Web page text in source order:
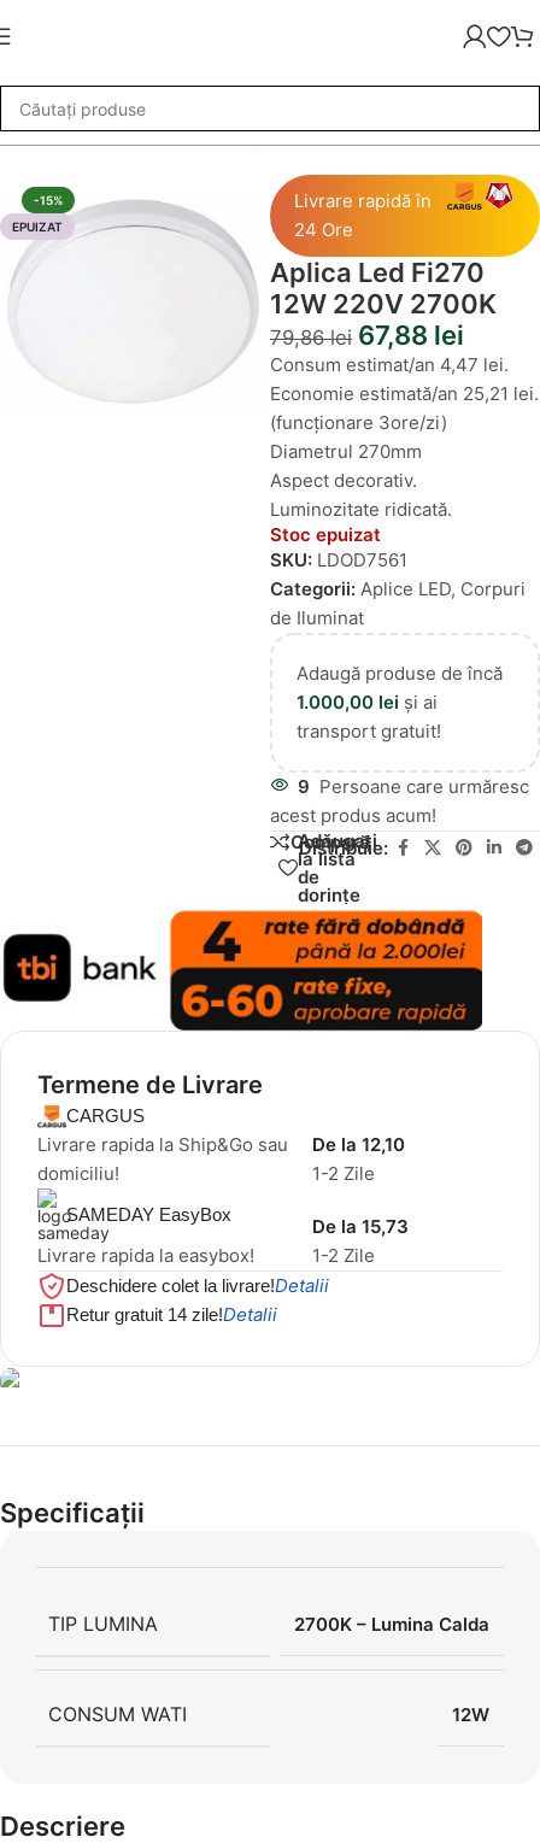
de Iluminat»Aplice LED»Aplica Led Fi270 12W 220V 2700K
-15%
EPUIZAT
Livrare rapidă în
24 Ore
Aplica Led Fi270
12W 220V 2700K
79,86lei 67,88 lei
Consum estimat/an 4,47 lei.
Economie estimată/an 25,21 lei.
(funcționare 3ore/zi)
Diametrul 270mm
Aspect decorativ.
Luminozitate ridicată.
Stoc epuizat
SKU: LDOD7561
Categorii: Aplice LED, Corpuri
de Iluminat
Adaugă produse de încă
1.000,00 lei și ai
transport gratuit!
9 Persoane care urmăresc
acest produs acum!
Compară
Adăugați
la lista
de
dorințe
Distribuie:
Termene de Livrare
CARGUS
Livrare rapida la Ship&Go sau
domiciliu!
1-2 Zile
De la 12,10
SAMEDAY EasyBox
Livrare rapida la easybox! 1-2 Zile
De la 15,73
Deschidere colet la livrare!Detalii
Retur gratuit 14 zile!Detalii
Cel mai mic preț!
56,86 LEI
Specificații
TIP LUMINA 2700K – Lumina Calda
CONSUM WATI 12W
Descriere